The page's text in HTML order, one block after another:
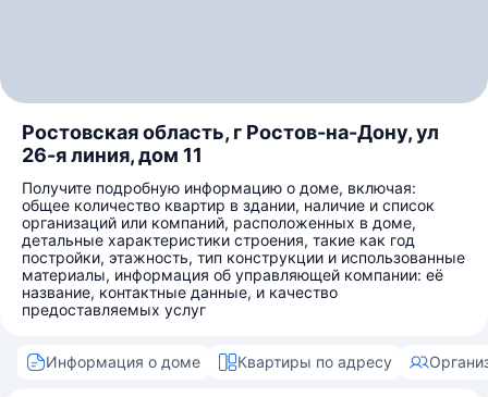
Ростовская область, г Ростов-на-Дону, ул
26-я линия, дом 11
Получите подробную информацию о доме, включая:
общее количество квартир в здании, наличие и список
организаций или компаний, расположенных в доме,
детальные характеристики строения, такие как год
постройки, этажность, тип конструкции и использованные
материалы, информация об управляющей компании: её
название, контактные данные, и качество
предоставляемых услуг
Информация о доме Квартиры по адресу